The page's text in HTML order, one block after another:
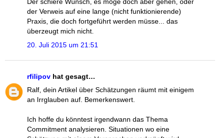
Der schiere Wunsch, es möge doch aber gehen, oder
der Verweis auf eine lange (nicht funktionierende)
Praxis, die doch fortgeführt werden müsse... das
überzeugt mich nicht.
20. Juli 2015 um 21:51
rfilipov hat gesagt…
Ralf, dein Artikel über Schätzungen räumt mit einigem
an Irrglauben auf. Bemerkenswert.
Ich hoffe du könntest irgendwann das Thema
Commitment analysieren. Situationen wo eine